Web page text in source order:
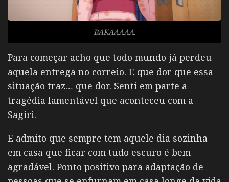
BAKAAAAA.
Para começar acho que todo mundo já perdeu
aquela entrega no correio. E que dor que essa
situação traz… que dor. Senti em parte a
tragédia lamentável que aconteceu com a
Sagiri.
E admito que sempre tem aquele dia sozinha
em casa que ficar com tudo escuro é bem
agradável. Ponto positivo para adaptação de